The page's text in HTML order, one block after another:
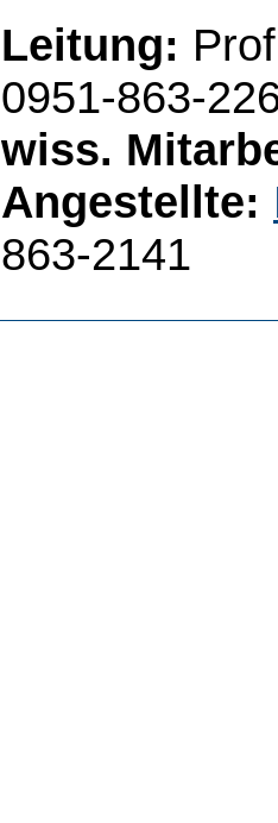
Leitung:
0951-863-
wiss.
Angestellte:
863-2141